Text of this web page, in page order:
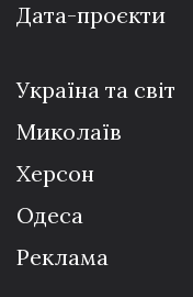
Дата-проєкти
Україна та світ
Миколаїв
Херсон
Одеса
Реклама